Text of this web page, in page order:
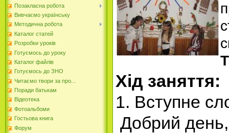
Позакласна робота
Вивчаємо українську
Методична робота
Каталог статей
Розробки уроків
Готуємось до уроку
Каталог файлів
Готуємось до ЗНО
Читаємо твори за про...
Поради батькам
Відеотека
Фотоальбоми
Гостьова книга
Форум
Хід заняття:
1. Вступне
Добрий день,